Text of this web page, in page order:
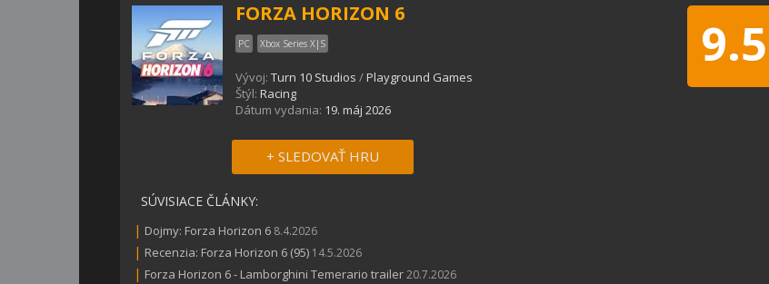
9.5
FORZA HORIZON 6
PC Xbox Series X|S
Vývoj: Turn 10 Studios /Playground Games
Štýl: Racing
Dátum vydania: 19. máj 2026
+ SLEDOVAŤ HRU
SÚVISIACE ČLÁNKY:
| Dojmy: Forza Horizon 6 8.4.2026
| Recenzia: Forza Horizon 6 (95) 14.5.2026
| Forza Horizon 6 - Lamborghini Temerario trailer20.7.2026